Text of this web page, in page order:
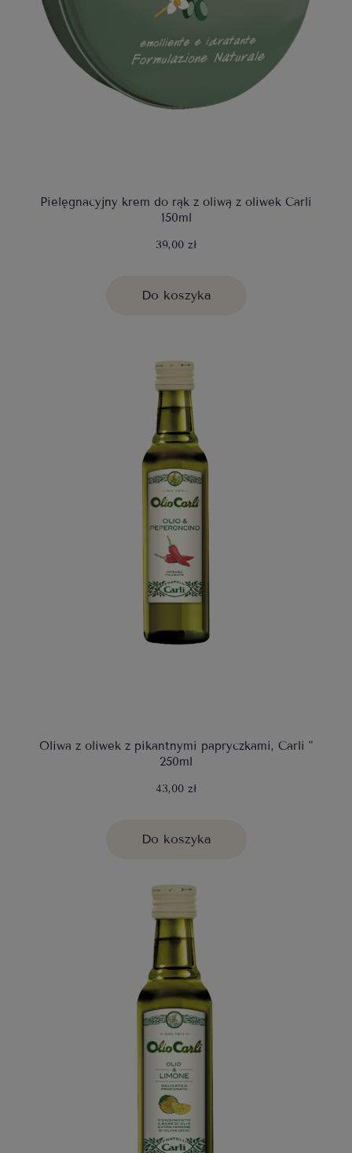
Pielęgnacyjny krem do rąk z oliwą z oliwek Carli
150ml
39,00 zł
Do koszyka
Oliwa z oliwek z pikantnymi papryczkami, Carli "
250ml
43,00 zł
Do koszyka